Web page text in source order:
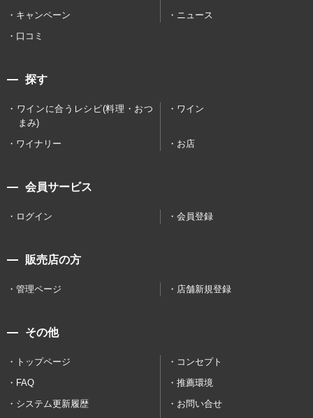
キャンペーン
ニュース
口コミ
探す
ワインに合うレシピ(料理・おつ
まみ)
ワイン
ワイナリー お店
会員サービス
ログイン 会員登録
販売店の方
管理ページ 店舗新規登録
その他
トップページ
コンセプト
FAQ
推薦環境
システム更新履歴
お問い合せ